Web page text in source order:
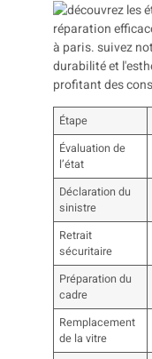
Étape
Évaluation de
l’état
Déclaration du
sinistre
Retrait
sécuritaire
Préparation du
cadre
Remplacement
de la vitre